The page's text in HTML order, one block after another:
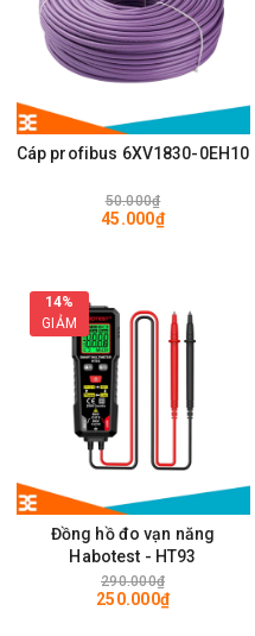
Cáp profibus 6XV1830-0EH10
50.000₫
45.000₫
14%
GIẢM
Đồng hồ đo vạn năng
Habotest - HT93
290.000₫
250.000₫